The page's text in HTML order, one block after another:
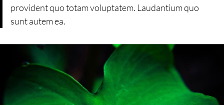
provident quo totam voluptatem. Laudantium quo
sunt autem ea.